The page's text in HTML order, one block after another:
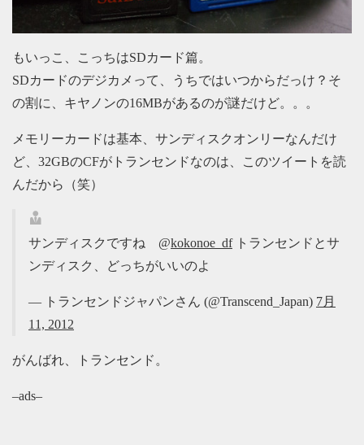
もいっこ、こっちはSDカード篇。
SDカードのデジカメって、うちではいつからだっけ？そ
の割に、キヤノンの16MBがあるのが謎だけど。。。
メモリーカードは基本、サンディスクオンリーなんだけ
ど、32GBのCFがトランセンドなのは、このツイートを読
んだから（笑）
サンディスクですね @kokonoe_dfトランセンドとサ
ンディスク、どっちがいいのよ
— トランセンドジャパンさん (@Transcend_Japan) 7月
11, 2012
がんばれ、トランセンド。
–ads–